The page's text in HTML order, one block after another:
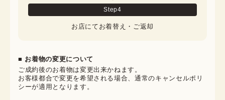
Step4
お店にてお着替え・ご返却
■ お着物の変更について
ご成約後のお着物は変更出来かねます。
お客様都合で変更を希望される場合、通常のキャンセルポリ
シーが適用となります。